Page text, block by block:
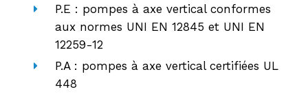
P.E : pompes à axe vertical conformes
aux normes UNI EN 12845 et UNI EN
12259-12
P.A : pompes à axe vertical certifiées UL
448